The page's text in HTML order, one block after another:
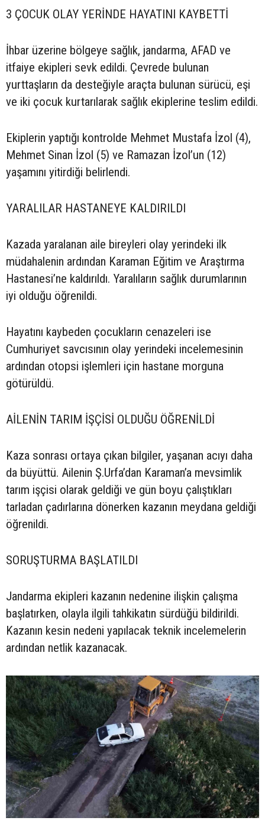
3 ÇOCUK OLAY YERİNDE HAYATINI KAYBETTİ
İhbar üzerine bölgeye sağlık, jandarma, AFAD ve
itfaiye ekipleri sevk edildi. Çevrede bulunan
yurttaşların da desteğiyle araçta bulunan sürücü, eşi
ve iki çocuk kurtarılarak sağlık ekiplerine teslim edildi.
Ekiplerin yaptığı kontrolde Mehmet Mustafa İzol (4),
Mehmet Sinan İzol (5) ve Ramazan İzol’un (12)
yaşamını yitirdiği belirlendi.
YARALILAR HASTANEYE KALDIRILDI
Kazada yaralanan aile bireyleri olay yerindeki ilk
müdahalenin ardından Karaman Eğitim ve Araştırma
Hastanesi’ne kaldırıldı. Yaralıların sağlık durumlarının
iyi olduğu öğrenildi.
Hayatını kaybeden çocukların cenazeleri ise
Cumhuriyet savcısının olay yerindeki incelemesinin
ardından otopsi işlemleri için hastane morguna
götürüldü.
AİLENİN TARIM İŞÇİSİ OLDUĞU ÖĞRENİLDİ
Kaza sonrası ortaya çıkan bilgiler, yaşanan acıyı daha
da büyüttü. Ailenin Ş.Urfa’dan Karaman’a mevsimlik
tarım işçisi olarak geldiği ve gün boyu çalıştıkları
tarladan çadırlarına dönerken kazanın meydana geldiği
öğrenildi.
SORUŞTURMA BAŞLATILDI
Jandarma ekipleri kazanın nedenine ilişkin çalışma
başlatırken, olayla ilgili tahkikatın sürdüğü bildirildi.
Kazanın kesin nedeni yapılacak teknik incelemelerin
ardından netlik kazanacak.